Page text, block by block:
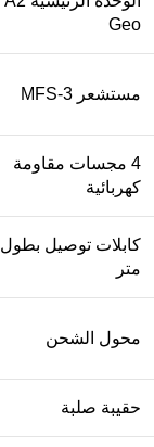
Geo
مستشعر MFS-3
4 مجسات مقاومة
كهربائية
متر
محول الشحن
حقيبة صلبة